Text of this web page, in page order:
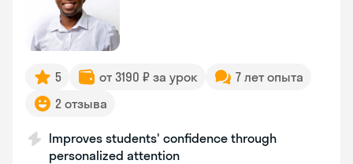
5 от 3190 ₽ за урок
7 лет опыта
2 отзыва
Improves students' confidence through
personalized attention